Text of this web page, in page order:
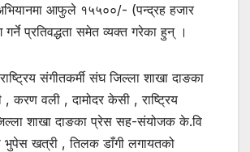
आफुले १५५००/- (पन्द्रह हजार
प्रतिवद्धता समेत व्यक्त गरेका हुन् ।
संगीतकर्मी संघ जिल्ला शाखा दाङका
करण वली , दामोदर केसी , राष्ट्रिय
शाखा दाङका प्रेस सह-संयोजक के.वि
भुपेस खत्री , तिलक डाँगी लगायतको